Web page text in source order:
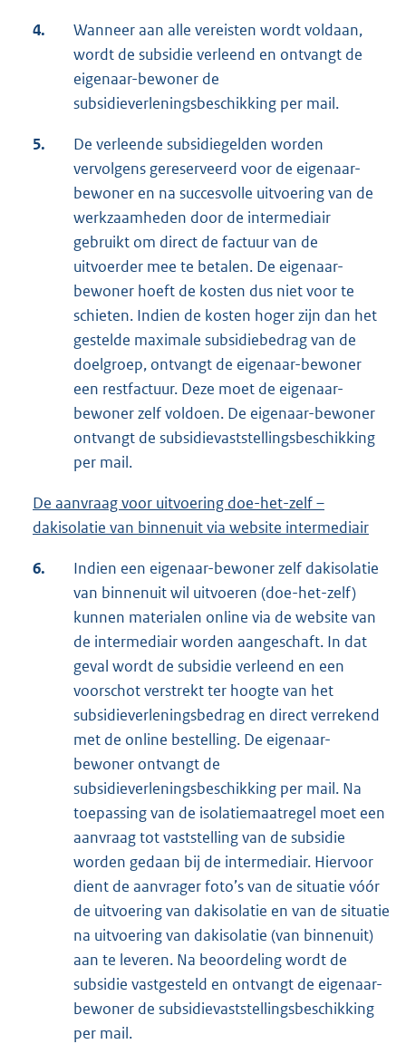
4.
Wanneer aan alle vereisten wordt voldaan,
wordt de subsidie verleend en ontvangt de
eigenaar-bewoner de
subsidieverleningsbeschikking per mail.
5.
De verleende subsidiegelden worden
vervolgens gereserveerd voor de eigenaar-
bewoner en na succesvolle uitvoering van de
werkzaamheden door de intermediair
gebruikt om direct de factuur van de
uitvoerder mee te betalen. De eigenaar-
bewoner hoeft de kosten dus niet voor te
schieten. Indien de kosten hoger zijn dan het
gestelde maximale subsidiebedrag van de
doelgroep, ontvangt de eigenaar-bewoner
een restfactuur. Deze moet de eigenaar-
bewoner zelf voldoen. De eigenaar-bewoner
ontvangt de subsidievaststellingsbeschikking
per mail.
De aanvraag voor uitvoering doe-het-zelf –
dakisolatie van binnenuit via website intermediair
6.
Indien een eigenaar-bewoner zelf dakisolatie
van binnenuit wil uitvoeren (doe-het-zelf)
kunnen materialen online via de website van
de intermediair worden aangeschaft. In dat
geval wordt de subsidie verleend en een
voorschot verstrekt ter hoogte van het
subsidieverleningsbedrag en direct verrekend
met de online bestelling. De eigenaar-
bewoner ontvangt de
subsidieverleningsbeschikking per mail. Na
toepassing van de isolatiemaatregel moet een
aanvraag tot vaststelling van de subsidie
worden gedaan bij de intermediair. Hiervoor
dient de aanvrager foto’s van de situatie vóór
de uitvoering van dakisolatie en van de situatie
na uitvoering van dakisolatie (van binnenuit)
aan te leveren. Na beoordeling wordt de
subsidie vastgesteld en ontvangt de eigenaar-
bewoner de subsidievaststellingsbeschikking
per mail.